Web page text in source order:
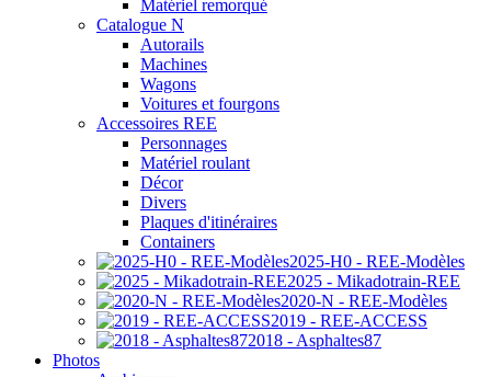
Matériel remorqué
Catalogue N
Autorails
Machines
Wagons
Voitures et fourgons
Accessoires REE
Personnages
Matériel roulant
Décor
Divers
Plaques d'itinéraires
Containers
2025-H0 - REE-Modèles
2025 - Mikadotrain-REE
2020-N - REE-Modèles
2019 - REE-ACCESS
2018 - Asphaltes87
Photos